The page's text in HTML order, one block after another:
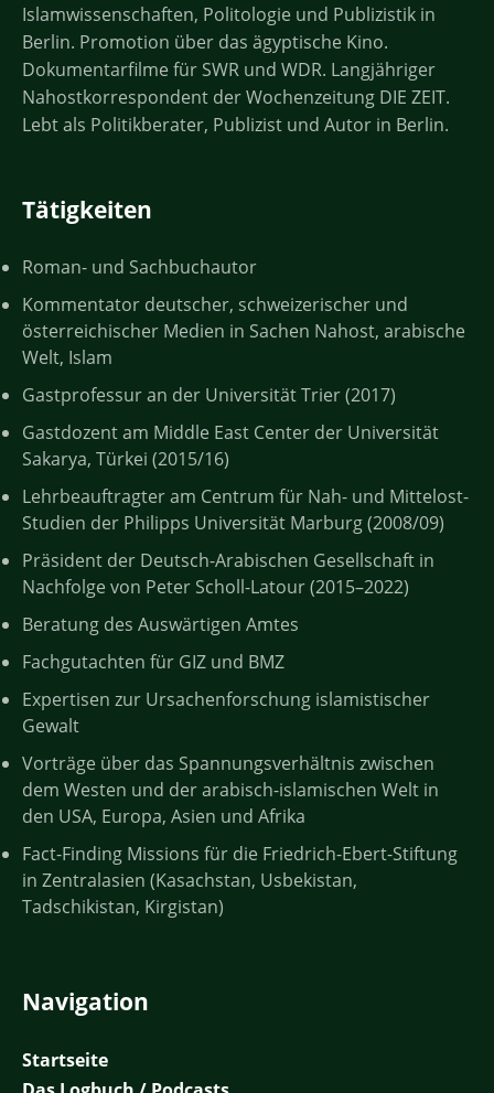
Islamwissenschaften, Politologie und Publizistik in
Berlin. Promotion über das ägyptische Kino.
Dokumentarfilme für SWR und WDR. Langjähriger
Nahostkorrespondent der Wochenzeitung DIE ZEIT.
Lebt als Politikberater, Publizist und Autor in Berlin.
Tätigkeiten
Roman- und Sachbuchautor
Kommentator deutscher, schweizerischer und
österreichischer Medien in Sachen Nahost, arabische
Welt, Islam
Gastprofessur an der Universität Trier (2017)
Gastdozent am Middle East Center der Universität
Sakarya, Türkei (2015/16)
Lehrbeauftragter am Centrum für Nah- und Mittelost-
Studien der Philipps Universität Marburg (2008/09)
Präsident der Deutsch-Arabischen Gesellschaft in
Nachfolge von Peter Scholl-Latour (2015–2022)
Beratung des Auswärtigen Amtes
Fachgutachten für GIZ und BMZ
Expertisen zur Ursachenforschung islamistischer
Gewalt
Vorträge über das Spannungsverhältnis zwischen
dem Westen und der arabisch-islamischen Welt in
den USA, Europa, Asien und Afrika
Fact-Finding Missions für die Friedrich-Ebert-Stiftung
in Zentralasien (Kasachstan, Usbekistan,
Tadschikistan, Kirgistan)
Navigation
Startseite